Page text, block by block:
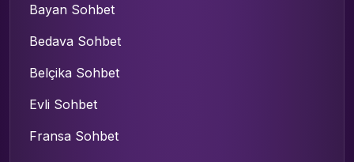
Bayan Sohbet
Bedava Sohbet
Belçika Sohbet
Evli Sohbet
Fransa Sohbet